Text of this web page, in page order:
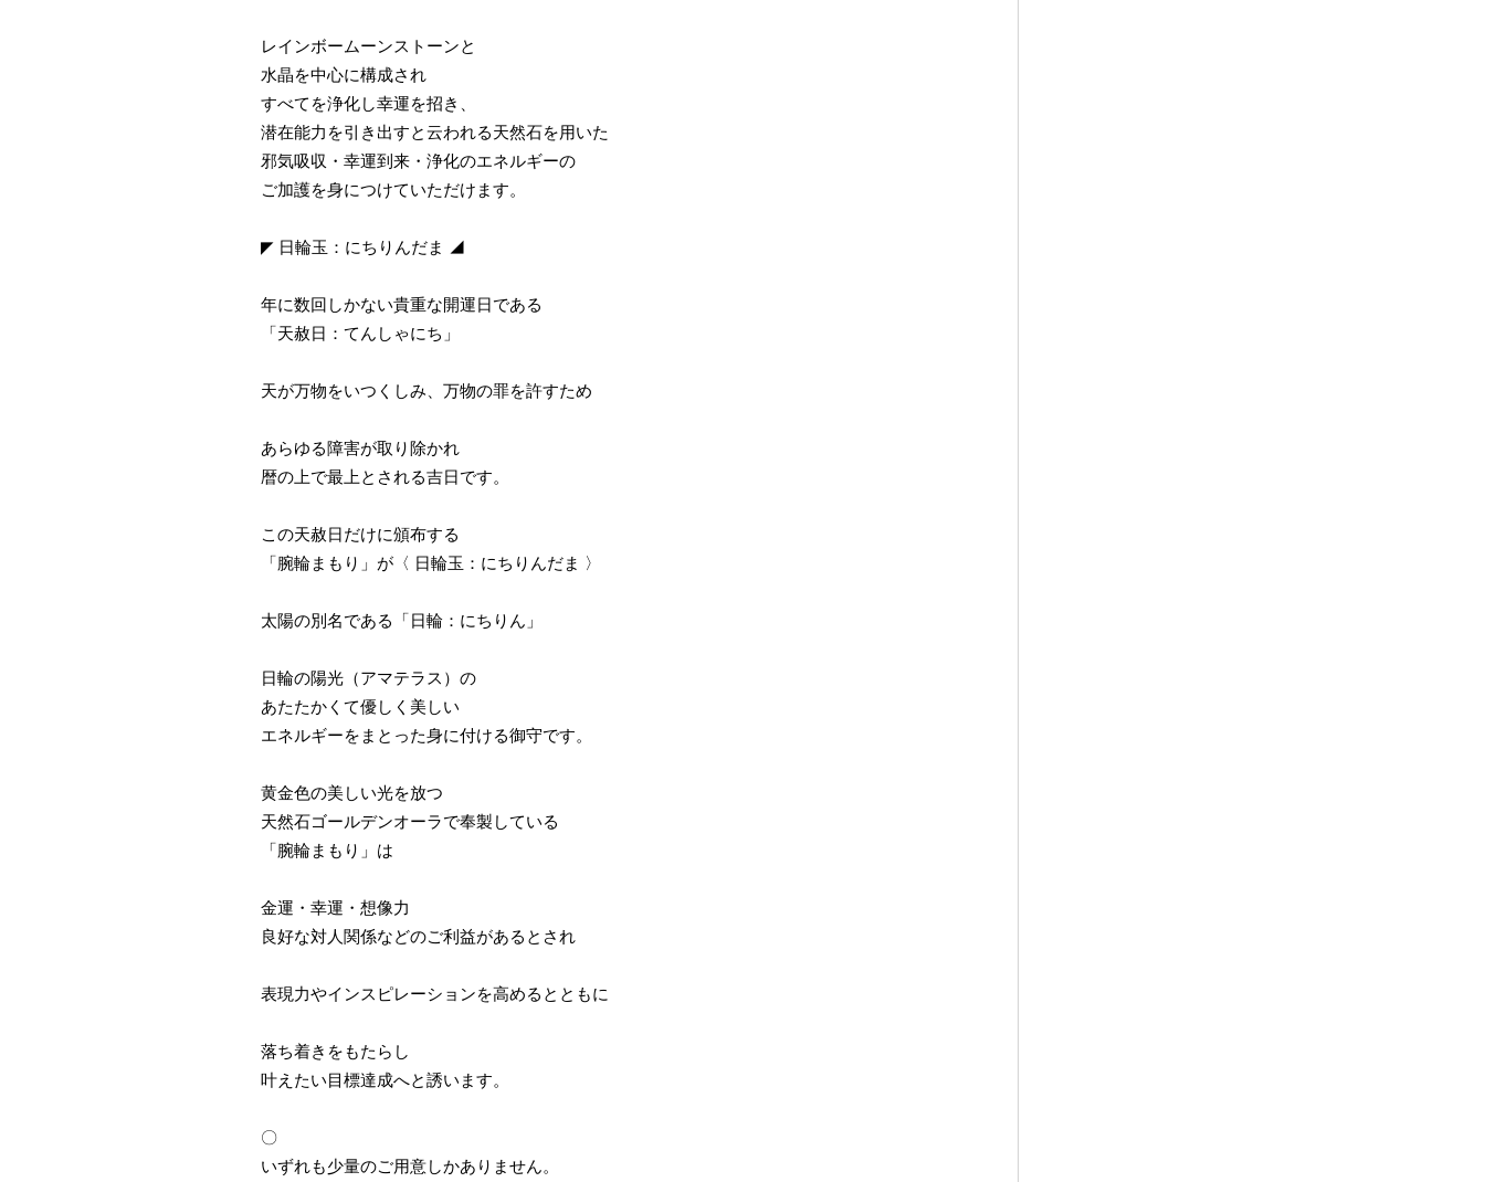
レインボームーンストーンと
水晶を中心に構成され
すべてを浄化し幸運を招き、
潜在能力を引き出すと云われる天然石を用いた
邪気吸収・幸運到来・浄化のエネルギーの
ご加護を身につけていただけます。
◤ 日輪玉：にちりんだま ◢
年に数回しかない貴重な開運日である
「天赦日：てんしゃにち」
天が万物をいつくしみ、万物の罪を許すため
あらゆる障害が取り除かれ
暦の上で最上とされる吉日です。
この天赦日だけに頒布する
「腕輪まもり」が〈 日輪玉：にちりんだま 〉
太陽の別名である「日輪：にちりん」
日輪の陽光（アマテラス）の
あたたかくて優しく美しい
エネルギーをまとった身に付ける御守です。
黄金色の美しい光を放つ
天然石ゴールデンオーラで奉製している
「腕輪まもり」は
金運・幸運・想像力
良好な対人関係などのご利益があるとされ
表現力やインスピレーションを高めるとともに
落ち着きをもたらし
叶えたい目標達成へと誘います。
〇
いずれも少量のご用意しかありません。